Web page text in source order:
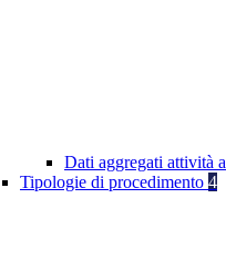
Dati aggregati attività
Tipologie di procedimento 4